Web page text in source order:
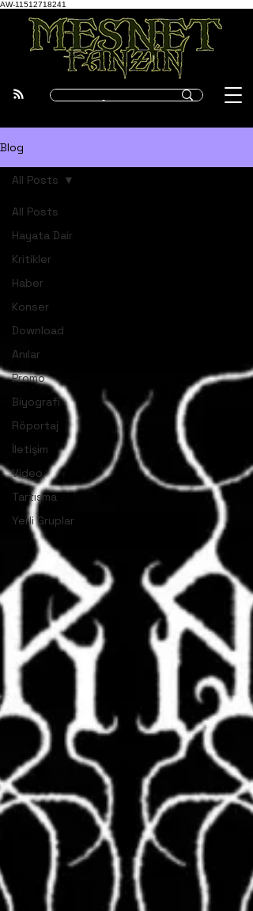
AW-11512718241
Blog
All Posts
Hayata Dair
Kritikler
Haber
Konser
Download
Anılar
Promo
Biyografi
Röportaj
İletişim
Video
Tartışma
Yerli Gruplar
All Posts